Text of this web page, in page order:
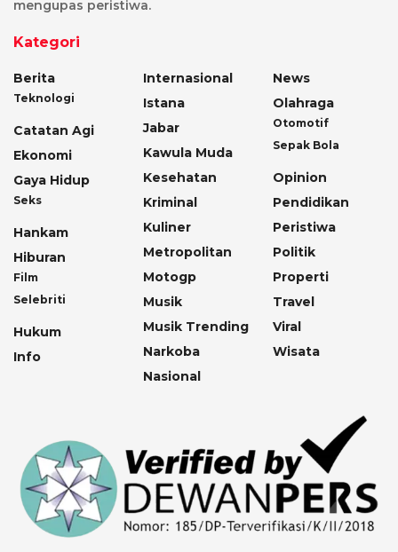
mengupas peristiwa.
Kategori
Berita
Teknologi
Catatan Agi
Ekonomi
Gaya Hidup
Seks
Hankam
Hiburan
Film
Selebriti
Hukum
Info
Internasional
Istana
Jabar
Kawula Muda
Kesehatan
Kriminal
Kuliner
Metropolitan
Motogp
Musik
Musik Trending
Narkoba
Nasional
News
Olahraga
Otomotif
Sepak Bola
Opinion
Pendidikan
Peristiwa
Politik
Properti
Travel
Viral
Wisata